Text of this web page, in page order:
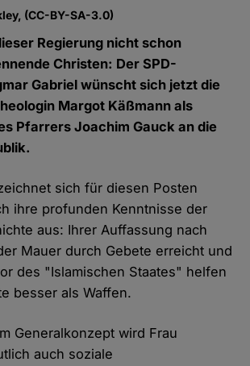
(CC-BY-SA-3.0)
Regierung nicht schon
Christen: Der SPD-
Gabriel wünscht sich jetzt die
Margot Käßmann als
Pfarrers Joachim Gauck an die
sich für diesen Posten
ihre profunden Kenntnisse der
aus: Ihrer Auffassung nach
Mauer durch Gebete erreicht und
des "Islamischen Staates" helfen
besser als Waffen.
Generalkonzept wird Frau
auch soziale